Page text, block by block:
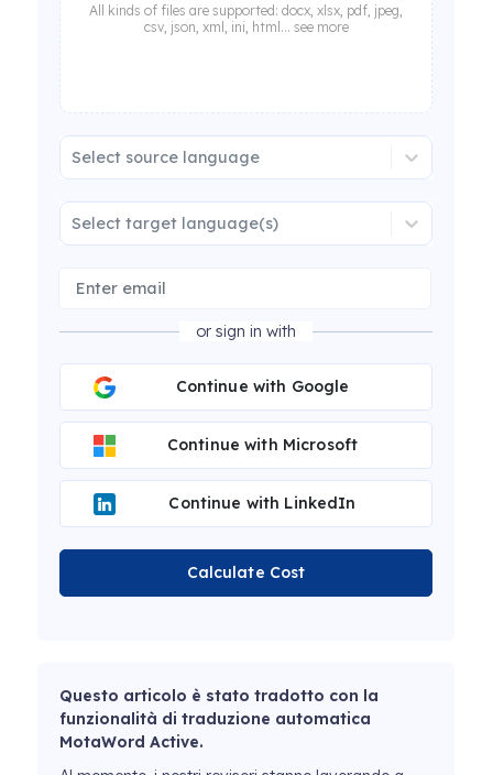
All kinds of files are supported: docx, xlsx, pdf, jpeg,
csv, json, xml, ini, html... see more
Select source language
Select target language(s)
or sign in with
Continue with Google
Continue with Microsoft
Continue with LinkedIn
Calculate Cost
Questo articolo è stato tradotto con la
funzionalità di traduzione automatica
MotaWord Active.